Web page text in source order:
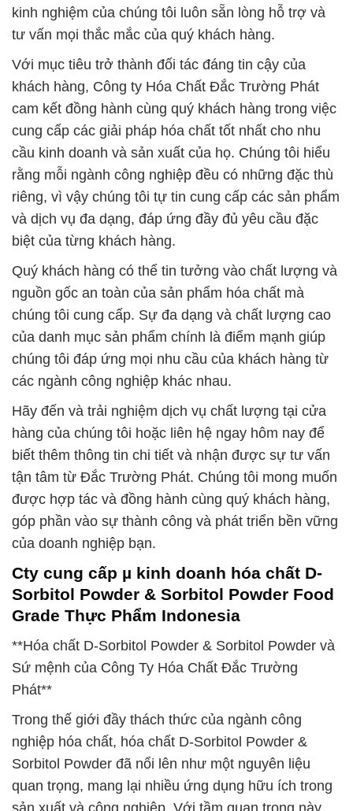
kinh nghiệm của chúng tôi luôn sẵn lòng hỗ trợ và
tư vấn mọi thắc mắc của quý khách hàng.
Với mục tiêu trở thành đối tác đáng tin cậy của
khách hàng, Công ty Hóa Chất Đắc Trường Phát
cam kết đồng hành cùng quý khách hàng trong việc
cung cấp các giải pháp hóa chất tốt nhất cho nhu
cầu kinh doanh và sản xuất của họ. Chúng tôi hiểu
rằng mỗi ngành công nghiệp đều có những đặc thù
riêng, vì vậy chúng tôi tự tin cung cấp các sản phẩm
và dịch vụ đa dạng, đáp ứng đầy đủ yêu cầu đặc
biệt của từng khách hàng.
Quý khách hàng có thể tin tưởng vào chất lượng và
nguồn gốc an toàn của sản phẩm hóa chất mà
chúng tôi cung cấp. Sự đa dạng và chất lượng cao
của danh mục sản phẩm chính là điểm mạnh giúp
chúng tôi đáp ứng mọi nhu cầu của khách hàng từ
các ngành công nghiệp khác nhau.
Hãy đến và trải nghiệm dịch vụ chất lượng tại cửa
hàng của chúng tôi hoặc liên hệ ngay hôm nay để
biết thêm thông tin chi tiết và nhận được sự tư vấn
tận tâm từ Đắc Trường Phát. Chúng tôi mong muốn
được hợp tác và đồng hành cùng quý khách hàng,
góp phần vào sự thành công và phát triển bền vững
của doanh nghiệp bạn.
Cty cung cấp µ kinh doanh hóa chất D-
Sorbitol Powder & Sorbitol Powder Food
Grade Thực Phẩm Indonesia
**Hóa chất D-Sorbitol Powder & Sorbitol Powder và
Sứ mệnh của Công Ty Hóa Chất Đắc Trường
Phát**
Trong thế giới đầy thách thức của ngành công
nghiệp hóa chất, hóa chất D-Sorbitol Powder &
Sorbitol Powder đã nổi lên như một nguyên liệu
quan trọng, mang lại nhiều ứng dụng hữu ích trong
sản xuất và công nghiệp. Với tầm quan trọng này,